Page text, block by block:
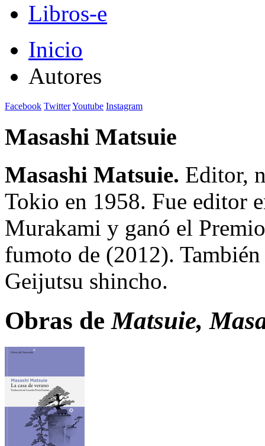
Libros-e
Inicio
Autores
Facebook TwitterYoutube Instagram
Masashi Matsuie
Masashi Matsuie. Editor,
Tokio en 1958. Fue editor
Murakami y ganó el
fumoto de (2012).
Geijutsu shincho.
Obras deMatsuie,